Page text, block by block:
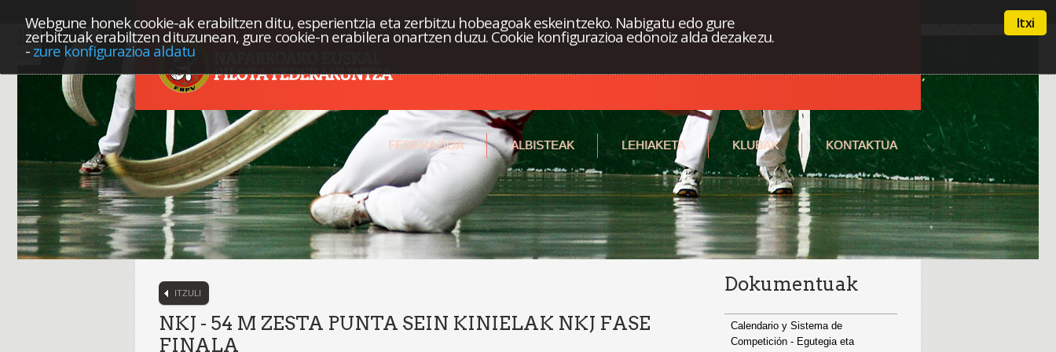
Webgune honek cookie-ak erabiltzen ditu, esperientzia eta zerbitzu hobeagoak eskeintzeko. Nabigatu edo gure
zerbitzuak erabiltzen dituzunean, gure cookie-n erabilera onartzen duzu. Cookie konfigurazioa edonoiz alda dezakezu.
- zure konfigurazioa aldatu
Itxi
FEDERAZIOA ALBISTEAK LEHIAKETA KLUBAK KONTAKTUA
ITZULI
NKJ - 54 M ZESTA PUNTA SEIN KINIELAK NKJ FASE
FINALA
Dokumentuak
Calendario y Sistema de
Competición - Egutegia eta